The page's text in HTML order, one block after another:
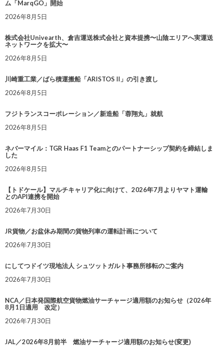
ム「MarqGO」開始
2026年8月5日
株式会社Univearth、倉吉運送株式会社と資本提携〜山陰エリアへ実運送
ネットワークを拡大〜
2026年8月5日
川崎重工業／ばら積運搬船「ARISTOS II」の引き渡し
2026年8月5日
フジトランスコーポレーション／新造船「蓉翔丸」就航
2026年8月5日
ネバーマイル：TGR Haas F1 Teamとのパートナーシップ契約を締結しま
した
2026年8月5日
【トドケール】マルチキャリア化に向けて、2026年7月よりヤマト運輸
とのAPI連携を開始
2026年7月30日
JR貨物／お盆休み期間の貨物列車の運転計画について
2026年7月30日
にしてつドイツ現地法人 シュツットガルト事務所移転のご案内
2026年7月30日
NCA／日本発国際航空貨物燃油サーチャージ適用額のお知らせ（2026年
8月1日適用 改定）
2026年7月30日
JAL／2026年8月前半 燃油サーチャージ適用額のお知らせ(変更)